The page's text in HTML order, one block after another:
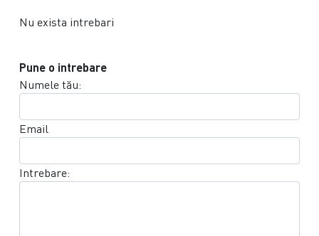
Nu exista intrebari
Pune o intrebare
Numele tău:
Email
Intrebare: